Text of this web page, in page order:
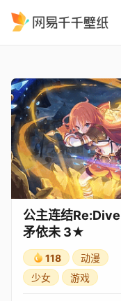
公主连结Re:Dive
矛依未 3★
118
动漫
少女
游戏